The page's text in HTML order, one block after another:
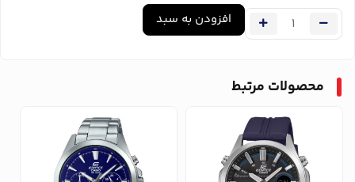
افزودن به سبد
محصولات مرتبط